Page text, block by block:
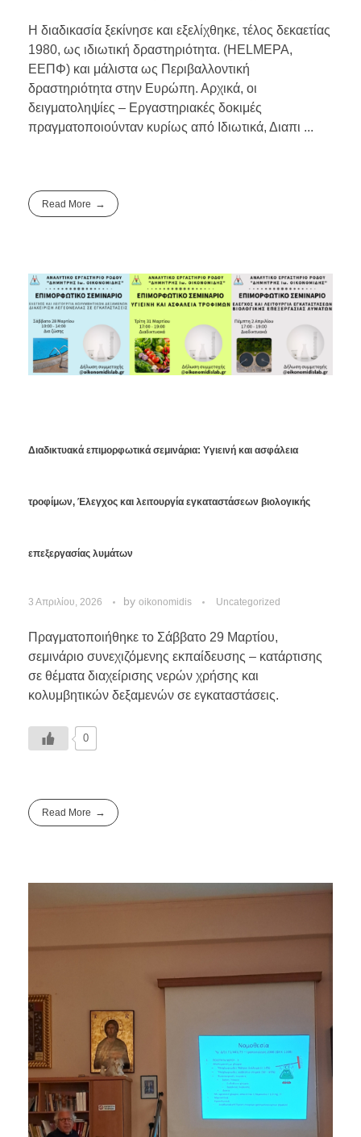
Η διαδικασία ξεκίνησε και εξελίχθηκε, τέλος δεκαετίας
1980, ως ιδιωτική δραστηριότητα. (HELMEPA,
ΕΕΠΦ) και μάλιστα ως Περιβαλλοντική
δραστηριότητα στην Ευρώπη. Αρχικά, οι
δειγματοληψίες – Εργαστηριακές δοκιμές
πραγματοποιούνταν κυρίως από Ιδιωτικά, Διαπι ...
Read More
Διαδικτυακά επιμορφωτικά σεμινάρια: Υγιεινή και ασφάλεια
τροφίμων, Έλεγχος και λειτουργία εγκαταστάσεων βιολογικής
επεξεργασίας λυμάτων
3 Απριλίου, 2026 by oikonomidis Uncategorized
Πραγματοποιήθηκε το Σάββατο 29 Μαρτίου,
σεμινάριο συνεχιζόμενης εκπαίδευσης – κατάρτισης
σε θέματα διαχείρισης νερών χρήσης και
κολυμβητικών δεξαμενών σε εγκαταστάσεις.
0
Read More